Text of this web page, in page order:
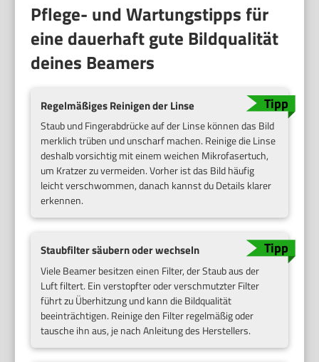
Pflege- und Wartungstipps für
eine dauerhaft gute Bildqualität
deines Beamers
Regelmäßiges Reinigen der Linse
Staub und Fingerabdrücke auf der Linse können das Bild
merklich trüben und unscharf machen. Reinige die Linse
deshalb vorsichtig mit einem weichen Mikrofasertuch,
um Kratzer zu vermeiden. Vorher ist das Bild häufig
leicht verschwommen, danach kannst du Details klarer
erkennen.
Staubfilter säubern oder wechseln
Viele Beamer besitzen einen Filter, der Staub aus der
Luft filtert. Ein verstopfter oder verschmutzter Filter
führt zu Überhitzung und kann die Bildqualität
beeinträchtigen. Reinige den Filter regelmäßig oder
tausche ihn aus, je nach Anleitung des Herstellers.